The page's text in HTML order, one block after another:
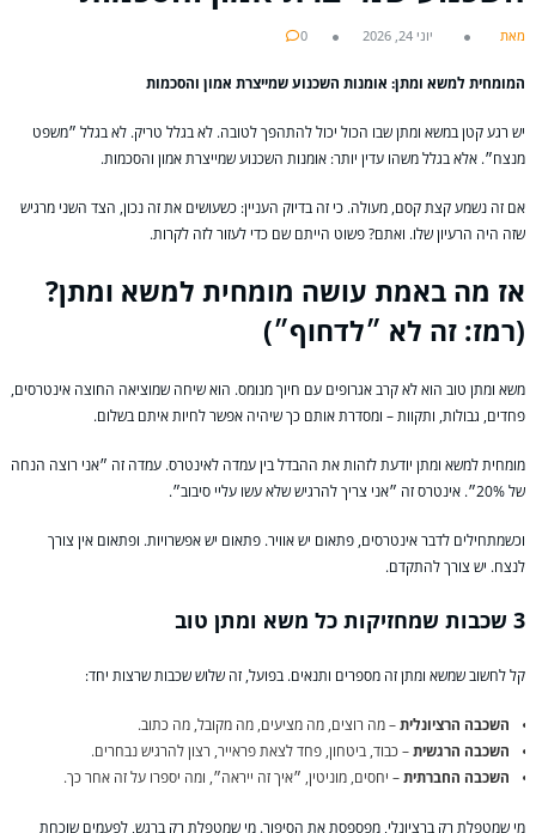
מאת יוני 24, 2026 0
המומחית למשא ומתן: אומנות השכנוע שמייצרת אמון והסכמות
יש רגע קטן במשא ומתן שבו הכול יכול להתהפך לטובה. לא בגלל טריק. לא בגלל ״משפט
מנצח״. אלא בגלל משהו עדין יותר: אומנות השכנוע שמייצרת אמון והסכמות.
אם זה נשמע קצת קסם, מעולה. כי זה בדיוק העניין: כשעושים את זה נכון, הצד השני מרגיש
שזה היה הרעיון שלו. ואתם? פשוט הייתם שם כדי לעזור לזה לקרות.
אז מה באמת עושה מומחית למשא ומתן?
(רמז: זה לא ״לדחוף״)
משא ומתן טוב הוא לא קרב אגרופים עם חיוך מנומס. הוא שיחה שמוציאה החוצה אינטרסים,
פחדים, גבולות, ותקוות – ומסדרת אותם כך שיהיה אפשר לחיות איתם בשלום.
מומחית למשא ומתן יודעת לזהות את ההבדל בין עמדה לאינטרס. עמדה זה ״אני רוצה הנחה
של 20%״. אינטרס זה ״אני צריך להרגיש שלא עשו עליי סיבוב״.
וכשמתחילים לדבר אינטרסים, פתאום יש אוויר. פתאום יש אפשרויות. ופתאום אין צורך
לנצח. יש צורך להתקדם.
3 שכבות שמחזיקות כל משא ומתן טוב
קל לחשוב שמשא ומתן זה מספרים ותנאים. בפועל, זה שלוש שכבות שרצות יחד:
השכבה הרציונלית– מה רוצים, מה מציעים, מה מקובל, מה כתוב.
השכבה הרגשית– כבוד, ביטחון, פחד לצאת פראייר, רצון להרגיש נבחרים.
השכבה החברתית– יחסים, מוניטין, ״איך זה ייראה״, ומה יספרו על זה אחר כך.
מי שמטפלת רק ברציונלי, מפספסת את הסיפור. מי שמטפלת רק ברגש, לפעמים שוכחת